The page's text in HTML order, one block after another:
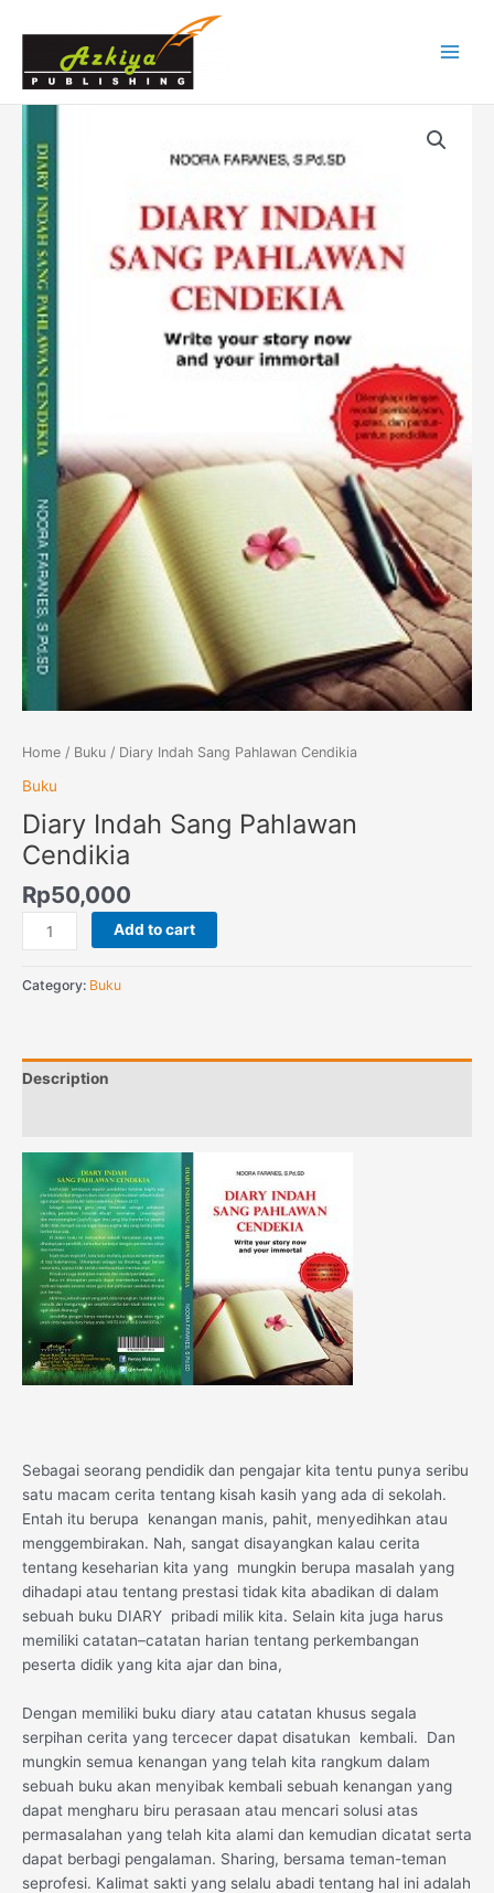
Menu
Home / Buku / Diary Indah Sang Pahlawan Cendikia
Buku
Diary Indah Sang Pahlawan
Cendikia
Rp50,000
Indah
Sang
Pahlawan
Cendikia
quantity
Add to cart
Category: Buku
Description
Sebagai seorang pendidik dan pengajar kita tentu punya seribu
satu macam cerita tentang kisah kasih yang ada di sekolah.
Entah itu berupa kenangan manis, pahit, menyedihkan atau
menggembirakan. Nah, sangat disayangkan kalau cerita
tentang keseharian kita yang mungkin berupa masalah yang
dihadapi atau tentang prestasi tidak kita abadikan di dalam
sebuah buku DIARY pribadi milik kita. Selain kita juga harus
memiliki catatan–catatan harian tentang perkembangan
peserta didik yang kita ajar dan bina,
Dengan memiliki buku diary atau catatan khusus segala
serpihan cerita yang tercecer dapat disatukan kembali. Dan
mungkin semua kenangan yang telah kita rangkum dalam
sebuah buku akan menyibak kembali sebuah kenangan yang
dapat mengharu biru perasaan atau mencari solusi atas
permasalahan yang telah kita alami dan kemudian dicatat serta
dapat berbagi pengalaman. Sharing, bersama teman-teman
seprofesi. Kalimat sakti yang selalu abadi tentang hal ini adalah